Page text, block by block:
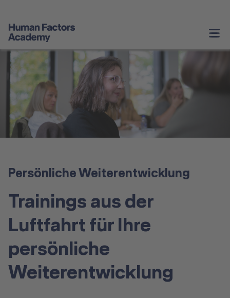
Unternehmenstrainings
Persönliche
Weiterentwicklung
Service & Informationen
Kontakt
Persönliche Weiterentwicklung
Trainings aus der
Luftfahrt für Ihre
persönliche
Weiterentwicklung